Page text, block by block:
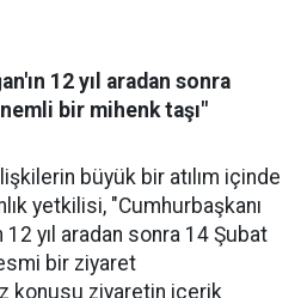
12 yıl aradan sonra
bir mihenk taşı"
büyük bir atılım içinde
yetkilisi, "Cumhurbaşkanı
12 yıl aradan sonra 14 Şubat
bir ziyaret
konusu ziyaretin içerik